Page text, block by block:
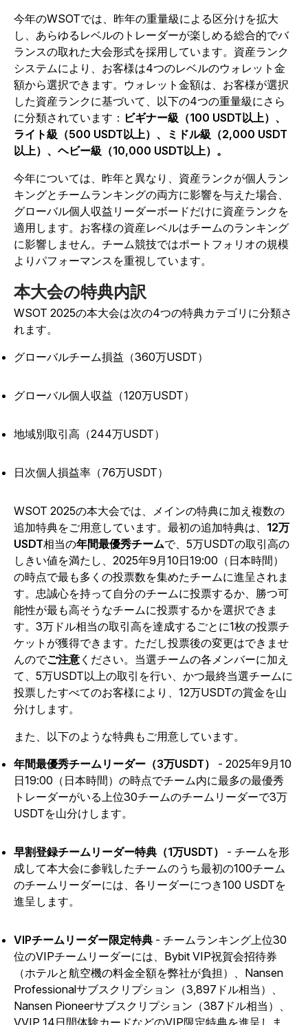
今年のWSOTでは、昨年の重量級による区分けを拡大
し、あらゆるレベルのトレーダーが楽しめる総合的でバ
ランスの取れた大会形式を採用しています。資産ランク
システムにより、お客様は4つのレベルのウォレット金
額から選択できます。ウォレット金額は、お客様が選択
した資産ランクに基づいて、以下の4つの重量級にさら
に分類されています： ビギナー級（100 USDT以上）、
ライト級（500 USDT以上）、ミドル級（2,000 USDT
以上）、ヘビー級（10,000 USDT以上）。
今年については、昨年と異なり、資産ランクが個人ラン
キングとチームランキングの両方に影響を与えた場合、
グローバル個人収益リーダーボードだけに資産ランクを
適用します。お客様の資産レベルはチームのランキング
に影響しません。チーム競技ではポートフォリオの規模
よりパフォーマンスを重視しています。
本大会の特典内訳
WSOT 2025の本大会は次の4つの特典カテゴリに分類さ
れます。
グローバルチーム損益（360万USDT）
グローバル個人収益（120万USDT）
地域別取引高（244万USDT）
日次個人損益率（76万USDT）
WSOT 2025の本大会では、メインの特典に加え複数の
追加特典をご用意しています。最初の追加特典は、 12万
USDT相当の年間最優秀チームで、5万USDTの取引高の
しきい値を満たし、2025年9月10日19:00（日本時間）
の時点で最も多くの投票数を集めたチームに進呈されま
す。忠誠心を持って自分のチームに投票するか、勝つ可
能性が最も高そうなチームに投票するかを選択できま
す。3万ドル相当の取引高を達成するごとに1枚の投票チ
ケットが獲得できます。ただし投票後の変更はできませ
んのでご注意 ください。当選チームの各メンバーに加え
て、5万USDT以上の取引を行い、かつ最終当選チームに
投票したすべてのお客様により、12万USDTの賞金を山
分けします。
また、以下のような特典もご用意しています。
年間最優秀チームリーダー（3万USDT）
- 2025年9月10
日19:00（日本時間）の時点でチーム内に最多の最優秀
トレーダーがいる上位30チームのチームリーダーで3万
USDTを山分けします。
早割登録チームリーダー特典（1万USDT）
- チームを形
成して本大会に参戦したチームのうち最初の100チーム
のチームリーダーには、各リーダーにつき100 USDTを
進呈します。
VIPチームリーダー限定特典 - チームランキング上位30
位のVIPチームリーダーには、Bybit VIP祝賀会招待券
（ホテルと航空機の料金全額を弊社が負担）、Nansen
Professionalサブスクリプション（3,897ドル相当）、
Nansen Pioneerサブスクリプション（387ドル相当）、